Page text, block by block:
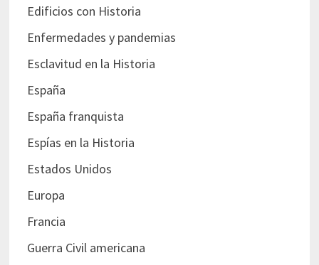
Edificios con Historia
Enfermedades y pandemias
Esclavitud en la Historia
España
España franquista
Espías en la Historia
Estados Unidos
Europa
Francia
Guerra Civil americana